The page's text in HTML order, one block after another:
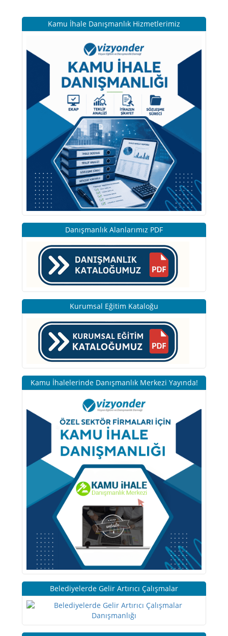
Kamu İhale Danışmanlık Hizmetlerimiz
Danışmanlık Alanlarımız PDF
Kurumsal Eğitim Kataloğu
Kamu İhalelerinde Danışmanlık Merkezi Yayında!
Belediyelerde Gelir Artırıcı Çalışmalar